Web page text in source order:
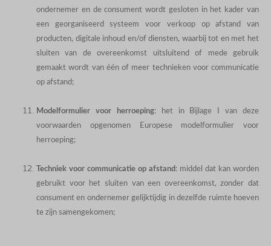
ondernemer en de consument wordt gesloten in het kader van
een georganiseerd systeem voor verkoop op afstand van
producten, digitale inhoud en/of diensten, waarbij tot en met het
sluiten van de overeenkomst uitsluitend of mede gebruik
gemaakt wordt van één of meer technieken voor communicatie
op afstand;
Modelformulier voor herroeping: het in Bijlage I van deze
voorwaarden opgenomen Europese modelformulier voor
herroeping;
Techniek voor communicatie op afstand : middel dat kan worden
gebruikt voor het sluiten van een overeenkomst, zonder dat
consument en ondernemer gelijktijdig in dezelfde ruimte hoeven
te zijn samengekomen;